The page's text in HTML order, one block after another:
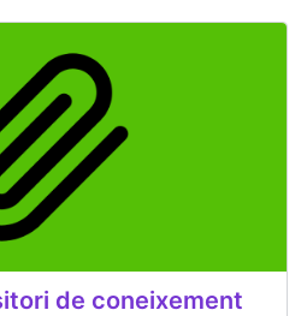
de coneixement